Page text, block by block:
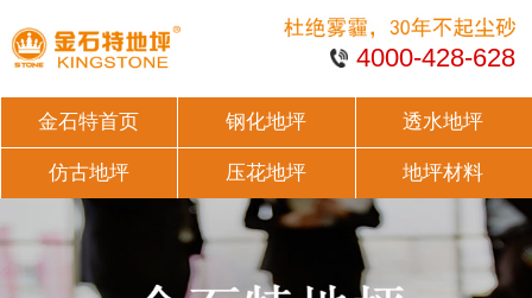
4000-428-628
金石特首页 钢化地坪 透水地坪
仿古地坪 压花地坪 地坪材料